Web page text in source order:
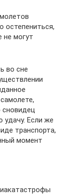
остепениться,
не могут
во сне
сновидец
удачу. Если же
транспорта,
момент